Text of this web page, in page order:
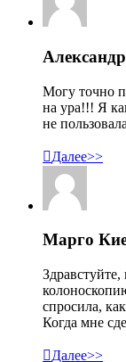
Могу точно
на ура!!! Я
не
Далее>>
Марго
Здравстуйте,
спросила,
Когда мне
Далее>>